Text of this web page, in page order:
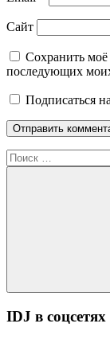
Сайт
Сохранить моё
последующих
Подписаться
Поиск
для:
IDJ в соцсетях